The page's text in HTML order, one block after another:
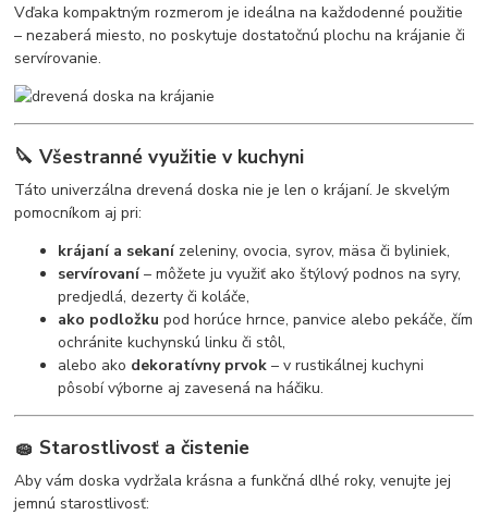
Vďaka kompaktným rozmerom je ideálna na každodenné použitie
– nezaberá miesto, no poskytuje dostatočnú plochu na krájanie či
servírovanie.
🔪Všestranné využitie v kuchyni
Táto univerzálna drevená doska nie je len o krájaní. Je skvelým
pomocníkom aj pri:
krájaní a sekanízeleniny, ovocia, syrov, mäsa či byliniek,
servírovaní– môžete ju využiť ako štýlový podnos na syry,
predjedlá, dezerty či koláče,
ako podložku pod horúce hrnce, panvice alebo pekáče, čím
ochránite kuchynskú linku či stôl,
alebo ako dekoratívny prvok – v rustikálnej kuchyni
pôsobí výborne aj zavesená na háčiku.
🧽 Starostlivosť a čistenie
Aby vám doska vydržala krásna a funkčná dlhé roky, venujte jej
jemnú starostlivosť: